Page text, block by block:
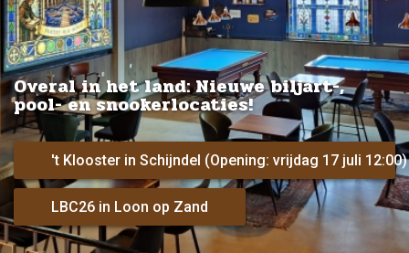
Overal in het land: Nieuwe biljart-,
pool- en snookerlocaties!
't Klooster in Schijndel (Opening: vrijdag 17 juli 12:00)
LBC26 in Loon op Zand